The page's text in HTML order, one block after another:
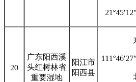
20
广东阳西溪
头红树林省
重要湿地
阳江市
阳西县